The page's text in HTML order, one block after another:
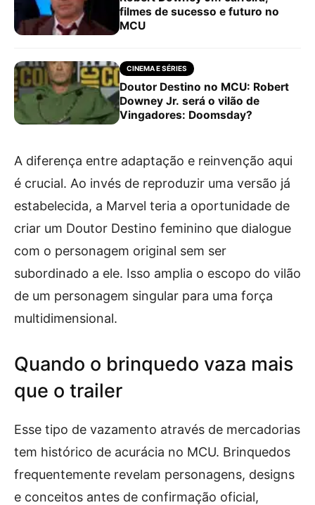
filmes de sucesso e futuro no
MCU
CINEMA E SÉRIES
Doutor Destino no MCU: Robert
Downey Jr. será o vilão de
Vingadores: Doomsday?
A diferença entre adaptação e reinvenção aqui
é crucial. Ao invés de reproduzir uma versão já
estabelecida, a Marvel teria a oportunidade de
criar um Doutor Destino feminino que dialogue
com o personagem original sem ser
subordinado a ele. Isso amplia o escopo do vilão
de um personagem singular para uma força
multidimensional.
Quando o brinquedo vaza mais
que o trailer
Esse tipo de vazamento através de mercadorias
tem histórico de acurácia no MCU. Brinquedos
frequentemente revelam personagens, designs
e conceitos antes de confirmação oficial,